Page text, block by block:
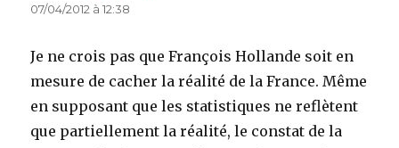
07/04/2012 à 12:38
Je ne crois pas que François Hollande soit en
mesure de cacher la réalité de la France. Même
en supposant que les statistiques ne reflètent
que partiellement la réalité, le constat de la